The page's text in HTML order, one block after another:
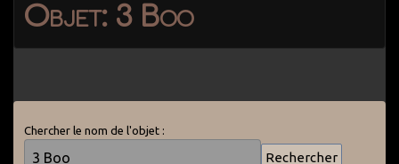
Objet: 3 Boo
Chercher le nom de l'objet :